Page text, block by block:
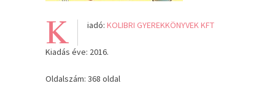
K iadó: KOLIBRI GYEREKKÖNYVEK KFT
Kiadás éve: 2016.
Oldalszám: 368 oldal